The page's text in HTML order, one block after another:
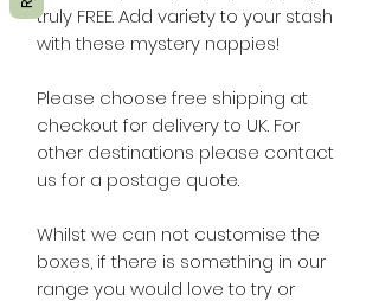
truly FREE. Add variety to your stash
with these mystery nappies!
Please choose free shipping at
checkout for delivery to UK. For
other destinations please contact
us for a postage quote.
Whilst we can not customise the
boxes, if there is something in our
range you would love to try or